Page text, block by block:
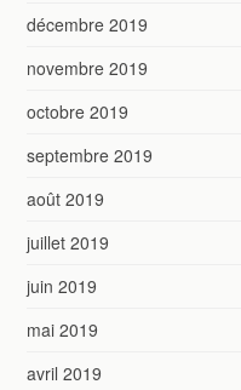
décembre 2019
novembre 2019
octobre 2019
septembre 2019
août 2019
juillet 2019
juin 2019
mai 2019
avril 2019